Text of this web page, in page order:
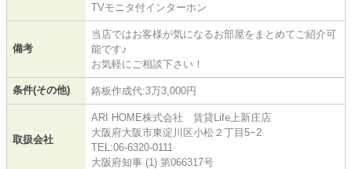
TVモニタ付インターホン
備考
当店ではお客様が気になるお部屋をまとめてご紹介可
能です♪
お気軽にご相談下さい！
条件(その他) 鉻板作成代:3万3,000円
取扱会社
ARI HOME株式会社 賃貸Life上新庄店
大阪府大阪市東淀川区小松２丁目5−2
TEL:06-6320-0111
大阪府知事 (1) 第066317号